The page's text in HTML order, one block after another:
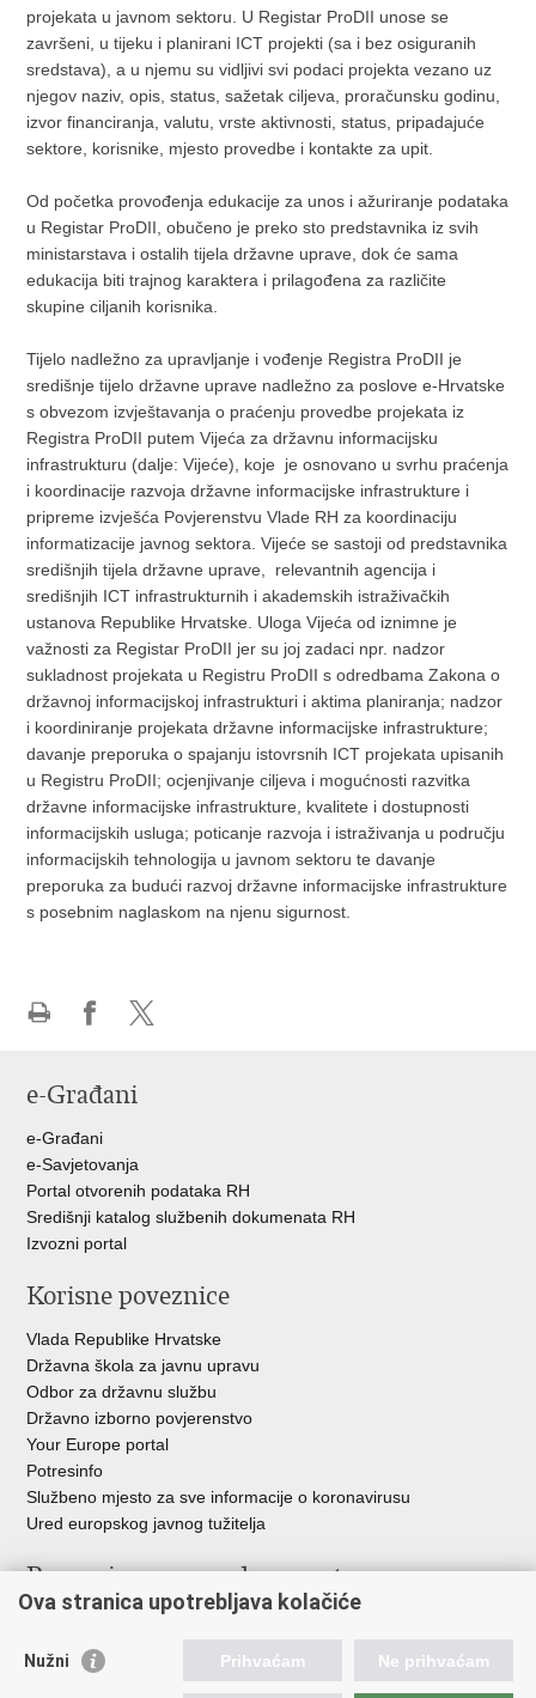
projekata u javnom sektoru. U Registar ProDII unose se
završeni, u tijeku i planirani ICT projekti (sa i bez osiguranih
sredstava), a u njemu su vidljivi svi podaci projekta vezano uz
njegov naziv, opis, status, sažetak ciljeva, proračunsku godinu,
izvor financiranja, valutu, vrste aktivnosti, status, pripadajuće
sektore, korisnike, mjesto provedbe i kontakte za upit.
Od početka provođenja edukacije za unos i ažuriranje podataka
u Registar ProDII, obučeno je preko sto predstavnika iz svih
ministarstava i ostalih tijela državne uprave, dok će sama
edukacija biti trajnog karaktera i prilagođena za različite
skupine ciljanih korisnika.
Tijelo nadležno za upravljanje i vođenje Registra ProDII je
središnje tijelo državne uprave nadležno za poslove e-Hrvatske
s obvezom izvještavanja o praćenju provedbe projekata iz
Registra ProDII putem Vijeća za državnu informacijsku
infrastrukturu (dalje: Vijeće), koje je osnovano u svrhu praćenja
i koordinacije razvoja državne informacijske infrastrukture i
pripreme izvješća Povjerenstvu Vlade RH za koordinaciju
informatizacije javnog sektora. Vijeće se sastoji od predstavnika
središnjih tijela državne uprave, relevantnih agencija i
središnjih ICT infrastrukturnih i akademskih istraživačkih
ustanova Republike Hrvatske. Uloga Vijeća od iznimne je
važnosti za Registar ProDII jer su joj zadaci npr. nadzor
sukladnost projekata u Registru ProDII s odredbama Zakona o
državnoj informacijskoj infrastrukturi i aktima planiranja; nadzor
i koordiniranje projekata državne informacijske infrastrukture;
davanje preporuka o spajanju istovrsnih ICT projekata upisanih
u Registru ProDII; ocjenjivanje ciljeva i mogućnosti razvitka
državne informacijske infrastrukture, kvalitete i dostupnosti
informacijskih usluga; poticanje razvoja i istraživanja u području
informacijskih tehnologija u javnom sektoru te davanje
preporuka za budući razvoj državne informacijske infrastrukture
s posebnim naglaskom na njenu sigurnost.
FacebookuTwitteru
e-Građani
e-Građani
e-Savjetovanja
Portal otvorenih podataka RH
Središnji katalog službenih dokumenata RH
Izvozni portal
Korisne poveznice
Vlada Republike Hrvatske
Državna škola za javnu upravu
Odbor za državnu službu
Državno izborno povjerenstvo
Your Europe portal
Potresinfo
Službeno mjesto za sve informacije o koronavirusu
Ured europskog javnog tužitelja
Poveznice pravosudnog sustava
Državno odvjetništvo
Ured za suzbijanje korupcije i organiziranog kriminaliteta
Ova stranica upotrebljava kolačiće
Nužni Prihvaćam Ne prihvaćam